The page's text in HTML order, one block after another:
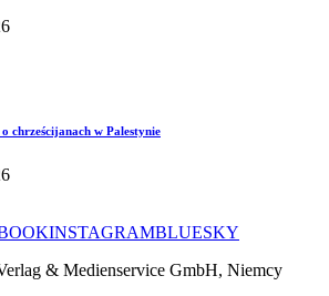
chrześcijanach w Palestynie
INSTAGRAMBLUESKY
& Medienservice GmbH, Niemcy